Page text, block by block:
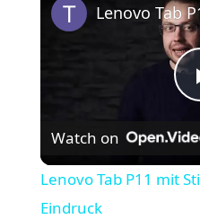
Watch on
Lenovo Tab P11 mit
Eindruck